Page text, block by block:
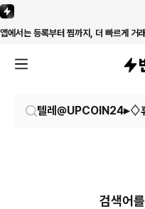
앱에서는 등록부터 찜까지, 더 빠르게 거
검색어